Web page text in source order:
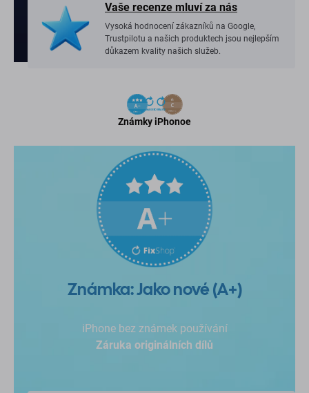
Vaše recenze mluví za nás
Vysoká hodnocení zákazníků na Google,
Trustpilotu a našich produktech jsou nejlepším
důkazem kvality našich služeb.
Známky iPhonoe
Známka: Jako nové (A+)
iPhone bez známek používání
Záruka originálních dílů